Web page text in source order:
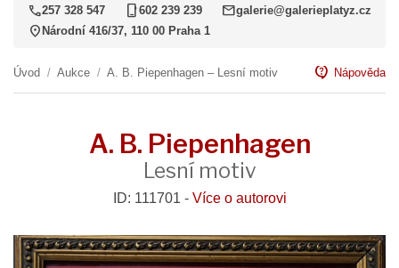
call257 328 547 phone_iphone602 239 239 mailgalerie@galerieplatyz.cz
location_on Národní 416/37, 110 00 Praha 1
Úvod / Aukce / A. B. Piepenhagen – Lesní motiv contact_support Nápověda
A. B. Piepenhagen
Lesní motiv
ID: 111701 - Více o autorovi